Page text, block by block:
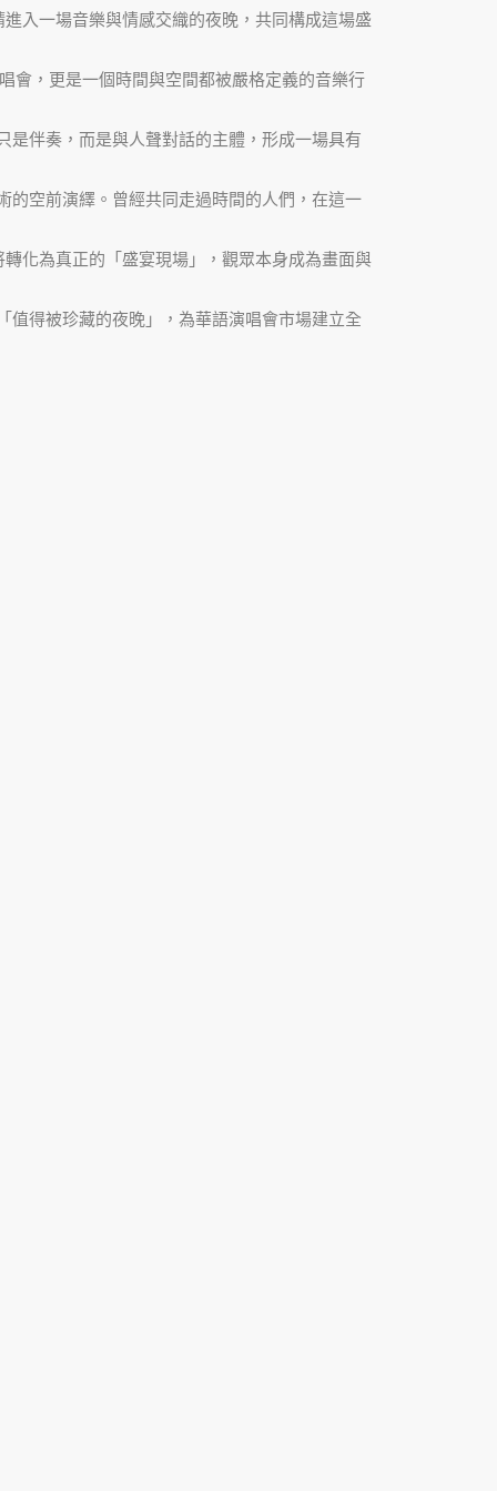
入一場音樂與情感交織的夜晚，共同構成這場盛
會，更是一個時間與空間都被嚴格定義的音樂行
是伴奏，而是與人聲對話的主體，形成一場具有
的空前演繹。曾經共同走過時間的人們，在這一
化為真正的「盛宴現場」，觀眾本身成為畫面與
值得被珍藏的夜晚」，為華語演唱會市場建立全